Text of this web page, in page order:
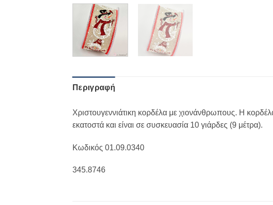
Περιγραφή
Χριστουγεννιάτικη κορδέλα με χιονάνθρωπους. Η
εκατοστά και είναι σε συσκευασία 10 γιάρδες (9 μέτρα).
Κωδικός 01.09.0340
345.8746